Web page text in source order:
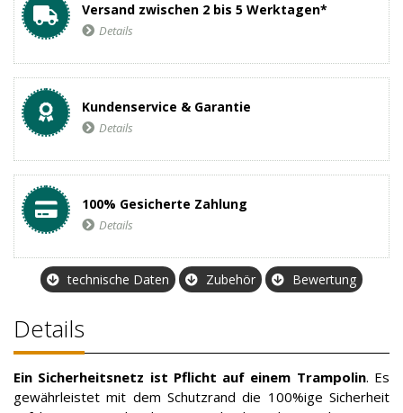
Versand zwischen 2 bis 5 Werktagen*
Details
Kundenservice & Garantie
Details
100% Gesicherte Zahlung
Details
technische Daten Zubehör Bewertung
Details
Ein Sicherheitsnetz ist Pflicht auf einem Trampolin. Es
gewährleistet mit dem Schutzrand die 100%ige Sicherheit